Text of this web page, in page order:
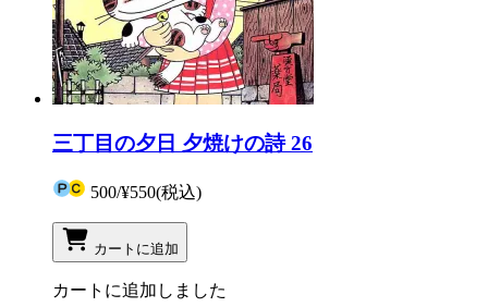
三丁目の夕日 夕焼けの詩 26
500/¥550(税込)
カートに追加
カートに追加しました